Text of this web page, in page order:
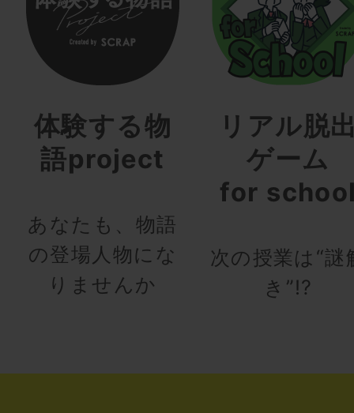
体験する物
語project
あなたも、物語
の登場人物にな
りませんか
リアル脱
ゲーム
for
次の授業は“謎
き”!?